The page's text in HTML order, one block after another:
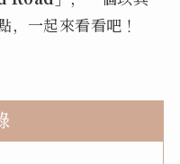
，一起來看看吧！